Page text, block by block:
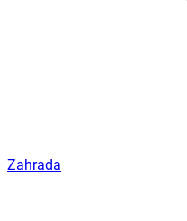
Zahrada